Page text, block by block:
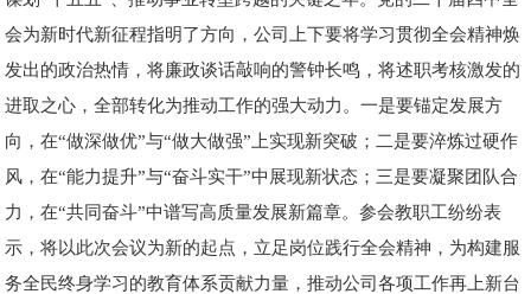
会为新时代新征程指明了方向，公司上下要将学习贯彻全会精神焕
发出的政治热情，将廉政谈话敲响的警钟长鸣，将述职考核激发的
进取之心，全部转化为推动工作的强大动力。一是要锚定发展方
向，在“做深做优”与“做大做强”上实现新突破；二是要淬炼过硬作
风，在“能力提升”与“奋斗实干”中展现新状态；三是要凝聚团队合
力，在“共同奋斗”中谱写高质量发展新篇章。参会教职工纷纷表
示，将以此次会议为新的起点，立足岗位践行全会精神，为构建服
务全民终身学习的教育体系贡献力量，推动公司各项工作再上新台